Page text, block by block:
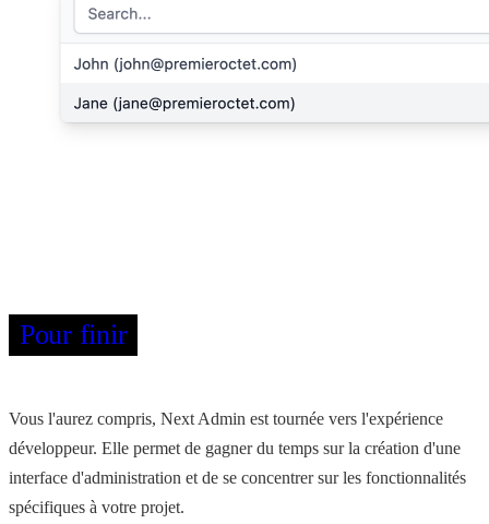
Pour finir
Vous l'aurez compris, Next Admin est tournée vers l'expérience
développeur. Elle permet de gagner du temps sur la création d'une
interface d'administration et de se concentrer sur les fonctionnalités
spécifiques à votre projet.